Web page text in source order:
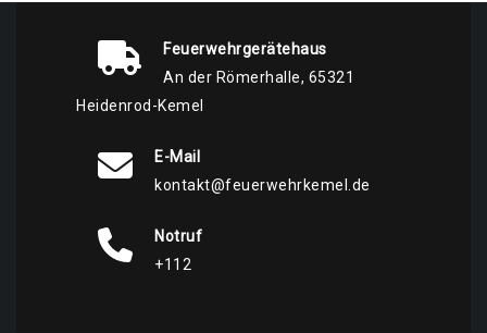
Feuerwehrgerätehaus
An der Römerhalle, 65321
Heidenrod-Kemel
E-Mail
kontakt@feuerwehrkemel.de
Notruf
+112